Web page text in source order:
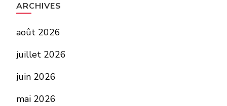
ARCHIVES
août 2026
juillet 2026
juin 2026
mai 2026